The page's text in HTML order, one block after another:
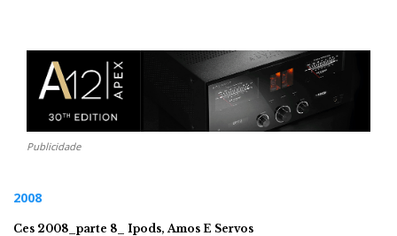
Publicidade
2008
Ces 2008_parte 8_ Ipods, Amos E Servos